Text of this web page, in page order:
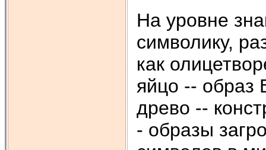
На уровне
символику,
как
яйцо -- образ
древо --
- образы